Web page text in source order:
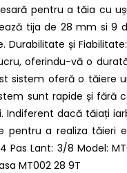
pentru a tăia cu
tija de 28 mm si 9
și
oferindu-vă o
sistem oferă o tăiere
sunt rapide și fără
Indiferent dacă tăiați
pentru a realiza tăieri
Lant: 3/8 Model:
MT002 28 9T